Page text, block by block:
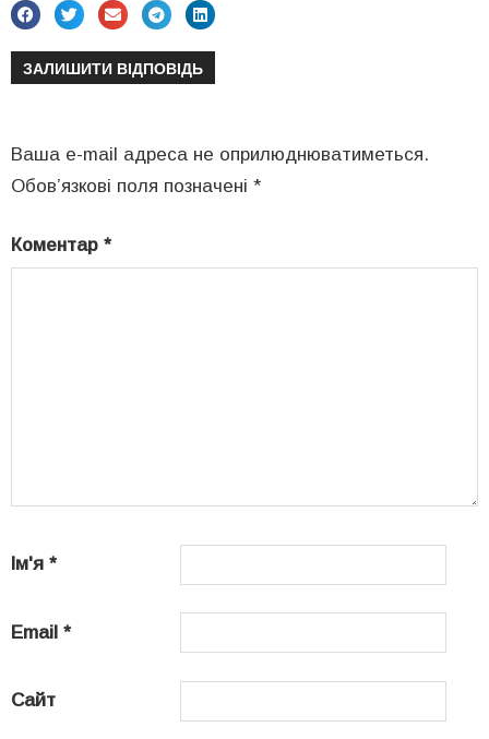
ЗАЛИШИТИ ВІДПОВІДЬ
Ваша e-mail адреса не оприлюднюватиметься.
Обов’язкові поля позначені *
Коментар *
Ім'я *
Email *
Сайт